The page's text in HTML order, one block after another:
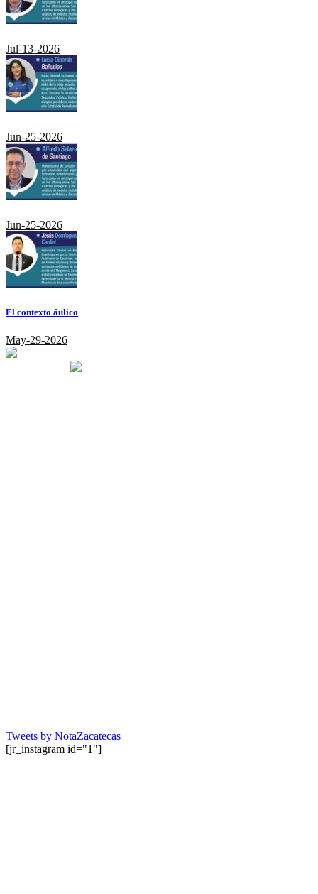
Jul-13-2026
Jun-25-2026
Jun-25-2026
El contexto áulico
May-29-2026
Tweets by NotaZacatecas
[jr_instagram id="1"]